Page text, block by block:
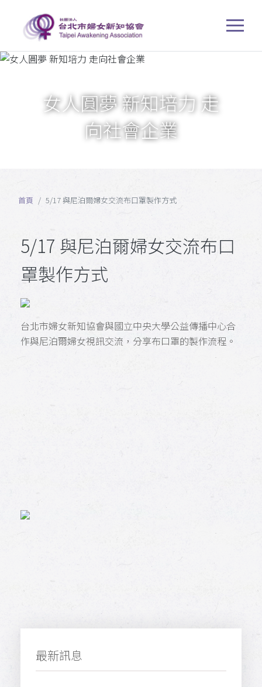
女人圓夢 新知培力 走
向社會企業
首頁 5/17 與尼泊爾婦女交流布口罩製作方式
5/17 與尼泊爾婦女交流布口
罩製作方式
台北市婦女新知協會與國立中央大學公益傳播中心合
作與尼泊爾婦女視訊交流，分享布口罩的製作流程。
最新訊息